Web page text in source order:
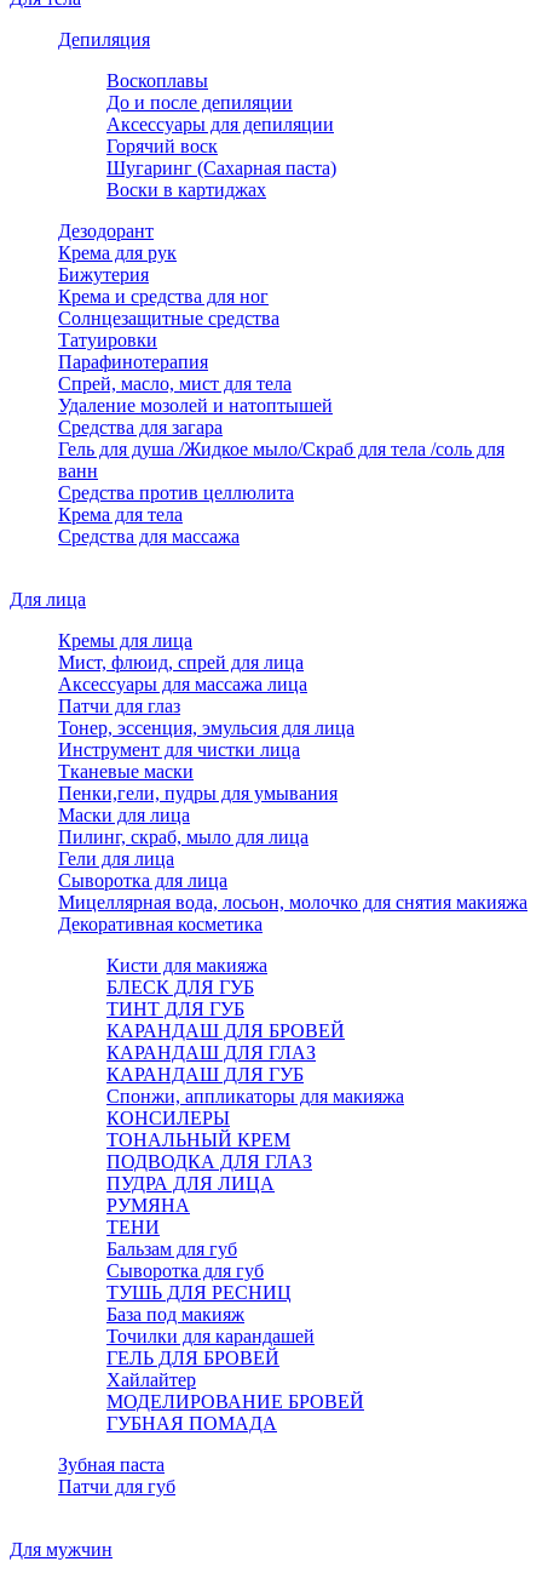
Депиляция
Воскоплавы
До и после депиляции
Аксессуары для депиляции
Горячий воск
Шугаринг (Сахарная паста)
Воски в картиджах
Дезодорант
Крема для рук
Бижутерия
Крема и средства для ног
Солнцезащитные средства
Татуировки
Парафинотерапия
Спрей, масло, мист для тела
Удаление мозолей и натоптышей
Средства для загара
Гель для душа /Жидкое мыло/Скраб для тела /соль для
ванн
Средства против целлюлита
Крема для тела
Средства для массажа
Для лица
Кремы для лица
Мист, флюид, спрей для лица
Аксессуары для массажа лица
Патчи для глаз
Тонер, эссенция, эмульсия для лица
Инструмент для чистки лица
Тканевые маски
Пенки,гели, пудры для умывания
Маски для лица
Пилинг, скраб, мыло для лица
Гели для лица
Сыворотка для лица
Мицеллярная вода, лосьон, молочко для снятия макияжа
Декоративная косметика
Кисти для макияжа
БЛЕСК ДЛЯ ГУБ
ТИНТ ДЛЯ ГУБ
КАРАНДАШ ДЛЯ БРОВЕЙ
КАРАНДАШ ДЛЯ ГЛАЗ
КАРАНДАШ ДЛЯ ГУБ
Спонжи, аппликаторы для макияжа
КОНСИЛЕРЫ
ТОНАЛЬНЫЙ КРЕМ
ПОДВОДКА ДЛЯ ГЛАЗ
ПУДРА ДЛЯ ЛИЦА
РУМЯНА
ТЕНИ
Бальзам для губ
Сыворотка для губ
ТУШЬ ДЛЯ РЕСНИЦ
База под макияж
Точилки для карандашей
ГЕЛЬ ДЛЯ БРОВЕЙ
Хайлайтер
МОДЕЛИРОВАНИЕ БРОВЕЙ
ГУБНАЯ ПОМАДА
Зубная паста
Патчи для губ
Для мужчин